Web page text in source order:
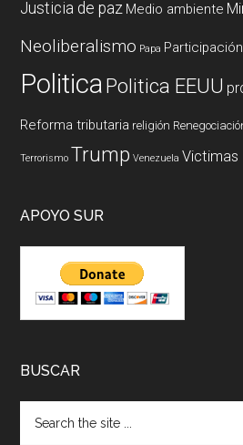
Justicia de paz Medio ambiente
Neoliberalismo Papa Participación
PoliticaPolitica EEUU
Reforma tributaria religión
Terrorismo Trump Venezuela Victimas
APOYO SUR
BUSCAR